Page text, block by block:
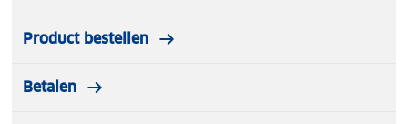
Product bestellen
Betalen